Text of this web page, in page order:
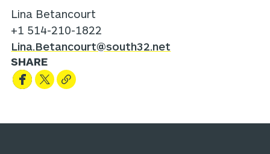
Lina Betancourt
+1 514-210-1822
Lina.Betancourt@south32.net
SHARE